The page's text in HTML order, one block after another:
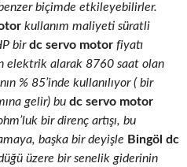
biçimde etkileyebilirler.
kullanım maliyeti süratli
birdc servo motor fiyatı
elektrik alarak 8760 saat olan
% 85’inde kullanılıyor ( bir
gelir) bu dc servo motor
bir direnç artışı, bu
başka bir deyişle Bingöl dc
üzere bir senelik giderinin